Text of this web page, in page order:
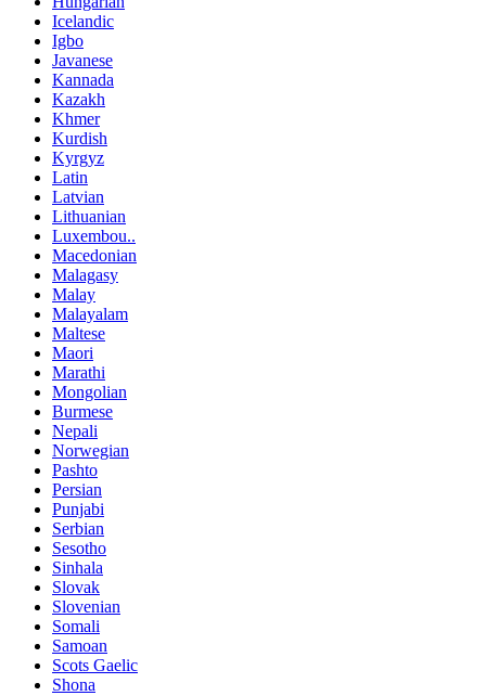
Icelandic
Igbo
Javanese
Kannada
Kazakh
Khmer
Kurdish
Kyrgyz
Latin
Latvian
Lithuanian
Luxembou..
Macedonian
Malagasy
Malay
Malayalam
Maltese
Maori
Marathi
Mongolian
Burmese
Nepali
Norwegian
Pashto
Persian
Punjabi
Serbian
Sesotho
Sinhala
Slovak
Slovenian
Somali
Samoan
Scots Gaelic
Shona